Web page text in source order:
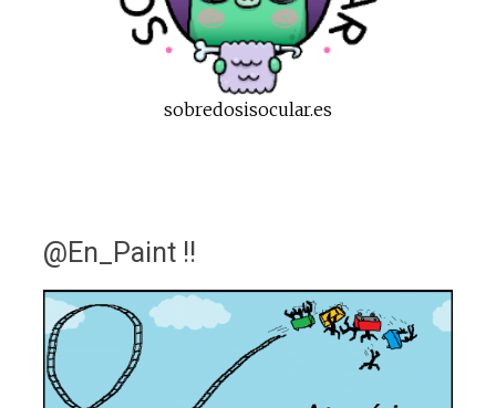
sobredosisocular.es
@En_Paint !!